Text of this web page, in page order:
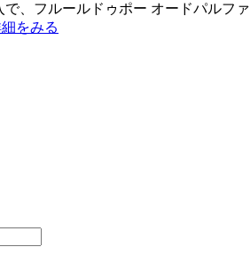
で、フルールドゥポー オードパルファ
をみる